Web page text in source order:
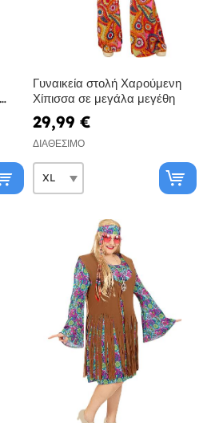
Γυναικεία στολή Χαρούμενη
Χίπισσα σε μεγάλα μεγέθη
29,99 €
ΔΙΑΘΈΣΙΜΟ